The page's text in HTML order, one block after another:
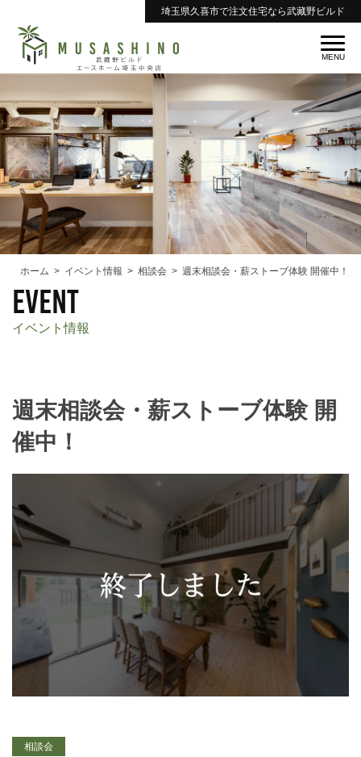
埼玉県久喜市で注文住宅なら武藏野ビルド
ホーム イベント情報 相談会 週末相談会・薪ストーブ体験 開催中！
event
イベント情報
週末相談会・薪ストーブ体験 開
催中！
相談会